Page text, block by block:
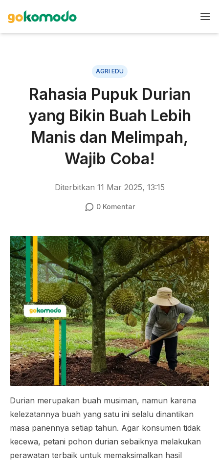
AGRI EDU
Rahasia Pupuk Durian
yang Bikin Buah Lebih
Manis dan Melimpah,
Wajib Coba!
Diterbitkan 11 Mar 2025, 13:15
0Komentar
Durian merupakan buah musiman, namun karena
kelezatannya buah yang satu ini selalu dinantikan
masa panennya setiap tahun. Agar konsumen tidak
kecewa, petani pohon durian sebaiknya melakukan
perawatan terbaik untuk memaksimalkan hasil